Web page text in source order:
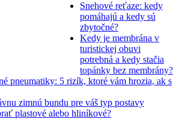
Snehové reťaze: kedy
pomáhajú a kedy sú
zbytočné?
Kedy je membrána v
turistickej obuvi
potrebná a kedy stačia
topánky bez membrány?
pneumatiky: 5 rizík, ktoré vám hrozia, ak s
zimnú bundu pre váš typ postavy
plastové alebo hliníkové?